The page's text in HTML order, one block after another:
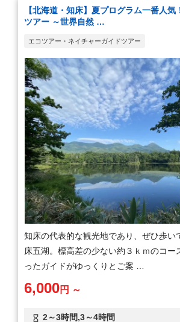
【北海道・知床】夏プログラム一番人気
ツアー ～世界自然 …
エコツアー・ネイチャーガイドツアー
ウォーキング・ハイキング・トレッキング 観
知床の代表的な観光地であり、ぜひ歩い
床五湖。標高差の少ない約３ｋｍのコー
ったガイドがゆっくりとご案 …
2～3時間,3～4時間
6,000円 ～